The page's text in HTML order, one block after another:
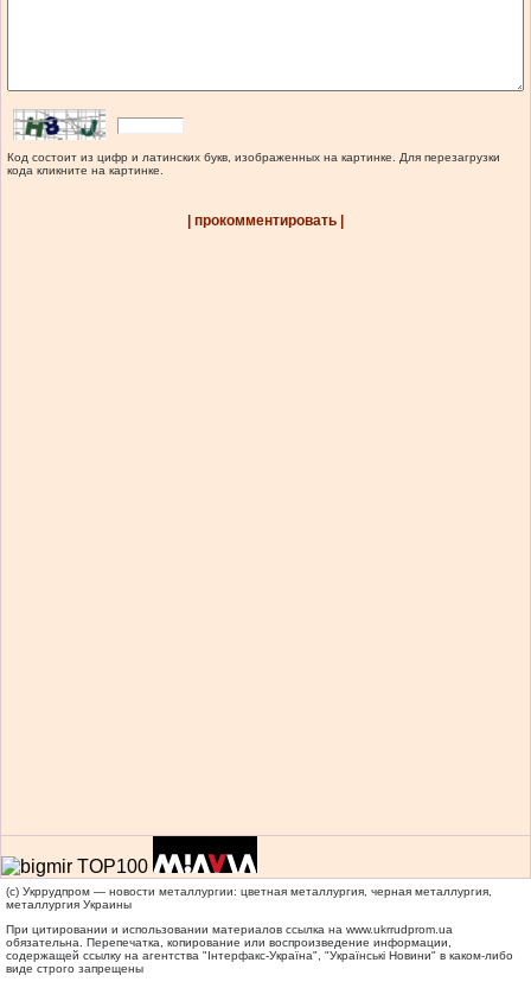
Код состоит из цифр и латинских букв, изображенных на картинке. Для перезагрузки
кода кликните на картинке.
| прокомментировать |
(c) Укррудпром — новости металлургии: цветная металлургия, черная металлургия,
металлургия Украины
При цитировании и использовании материалов ссылка на www.ukrrudprom.ua
обязательна. Перепечатка, копирование или воспроизведение информации,
содержащей ссылку на агентства "Iнтерфакс-Україна", "Українськi Новини" в каком-либо
виде строго запрещены